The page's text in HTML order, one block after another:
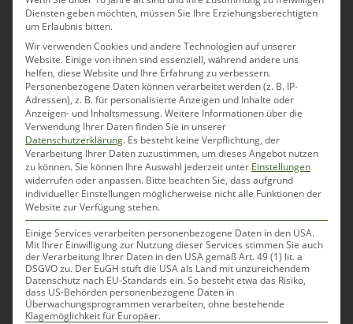
R.F. am Februar 2, 2020 um 9:31 a.m.
weiter. Die Kasspatz´n Kenner aus der
Aplenregion werden es dir verzeihen,
wenn ein neues Rezept für dieses
Gericht kreiert wurde und vielleicht
sogar selber ausprobieren.
Hanka am Februar 3, 2020 um
7:20 p.m.
Das hoffe ih doch 🙂 wäre natürlich
gut, wenn ich dann auch
Rückmeldung bekäme.
Liebe Grüße nach Österreich
Diensten geben möchten, müssen Sie Ihre Erziehungsberechtigten
um Erlaubnis bitten.
Wir verwenden Cookies und andere Technologien auf unserer
Website. Einige von ihnen sind essenziell, während andere uns
helfen, diese Website und Ihre Erfahrung zu verbessern.
Personenbezogene Daten können verarbeitet werden (z. B. IP-
Adressen), z. B. für personalisierte Anzeigen und Inhalte oder
Anzeigen- und Inhaltsmessung.Weitere Informationen über die
Verwendung Ihrer Daten finden Sie in unserer
Datenschutzerklärung. Es besteht keine Verpflichtung, der
Verarbeitung Ihrer Daten zuzustimmen, um dieses Angebot nutzen
zu können.Sie können Ihre Auswahl jederzeit unter Einstellungen
widerrufen oder anpassen. Bitte beachten Sie, dass aufgrund
individueller Einstellungen möglicherweise nicht alle Funktionen der
Website zur Verfügung stehen.
Einige Services verarbeiten personenbezogene Daten in den USA.
Mit Ihrer Einwilligung zur Nutzung dieser Services stimmen Sie auch
der Verarbeitung Ihrer Daten in den USA gemäß Art. 49 (1) lit. a
DSGVO zu. Der EuGH stuft die USA als Land mit unzureichendem
Datenschutz nach EU-Standards ein. So besteht etwa das Risiko,
dass US-Behörden personenbezogene Daten in
Überwachungsprogrammen verarbeiten, ohne bestehende
Klagemöglichkeit für Europäer.